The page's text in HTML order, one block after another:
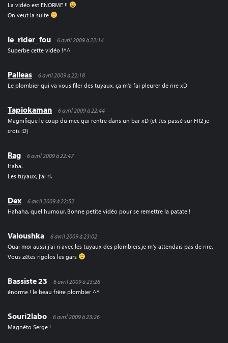
La vidéo est ENORME !!
On veut la suite
le_rider_fou
6 avril 2009 à 22:14
Superbe cette vidéo !^^
Palleas
6 avril 2009 à 22:18
Le plombier qui va vous filer des tuyaux, ça m’a fai pleurer de rire xD
Tapiokaman
6 avril 2009 à 22:44
Magnifique le coup du mec qui rentre dans un bar xD (et t’es passé sur FR2 je
crois :D)
Rag
6 avril 2009 à 22:47
Haha.
Les tuyaux, j’ai ri.
Dex
6 avril 2009 à 22:52
Hahaha, quel humour. Bonne petite vidéo pour se remettre la patate !
Valoushka
6 avril 2009 à 23:02
Ouai moi aussi j’ai ri avec les tuyaux des plombiers,je m’y attendais pas de rire.
Vous zêtes rigolos les gars
Bassiste 23
6 avril 2009 à 23:26
énorme ! le beau frère plombier ^^
Souri2labo
6 avril 2009 à 23:26
Magnéto Serge !